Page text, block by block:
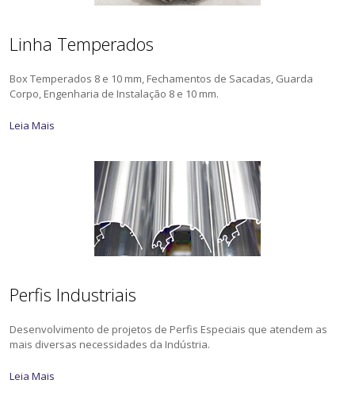
Linha Temperados
Box Temperados 8 e 10 mm, Fechamentos de Sacadas, Guarda
Corpo, Engenharia de Instalação 8 e 10 mm.
Leia Mais
Perfis Industriais
Desenvolvimento de projetos de Perfis Especiais que atendem as
mais diversas necessidades da Indústria.
Leia Mais